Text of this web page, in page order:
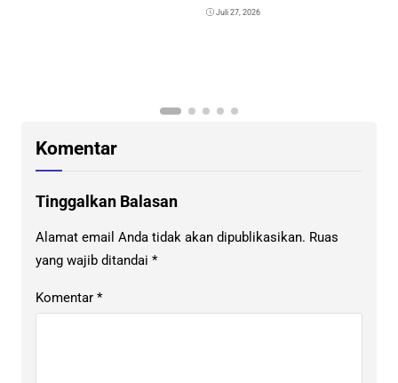
Juli 27, 2026
Komentar
Tinggalkan Balasan
Alamat email Anda tidak akan dipublikasikan. Ruas
yang wajib ditandai *
Komentar *